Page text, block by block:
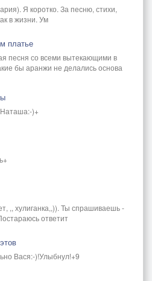
Я коротко. За песню, стихи,
в жизни. Ум
платье
песня со всеми вытекающими в
бы аранжи не делались основа
)+
,, хулиганка,,)). Ты спрашиваешь -
ответит
Вася:-)!Улыбнул!+9